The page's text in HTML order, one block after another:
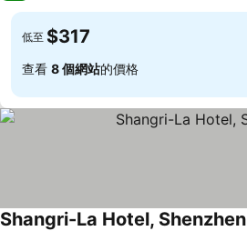
低至 $317
查看 8 個網站的價格
Shangri-La Hotel, Shenzhen